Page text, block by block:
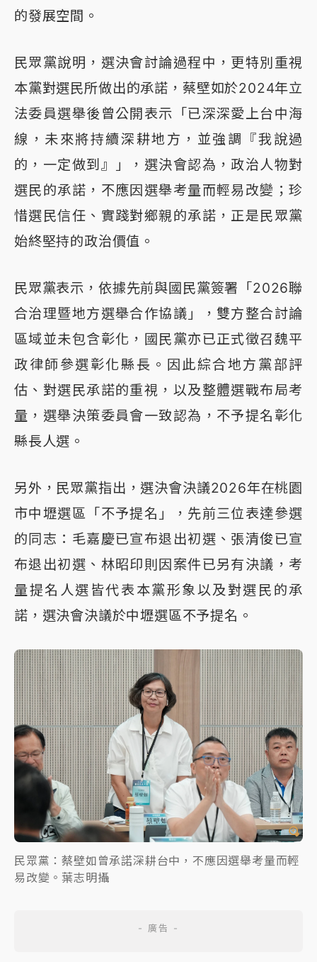
的發展空間。
民眾黨說明，選決會討論過程中，更特別重視
本黨對選民所做出的承諾，蔡壁如於2024年立
法委員選舉後曾公開表示「已深深愛上台中海
線，未來將持續深耕地方，並強調『我說過
的，一定做到』」，選決會認為，政治人物對
選民的承諾，不應因選舉考量而輕易改變；珍
惜選民信任、實踐對鄉親的承諾，正是民眾黨
始終堅持的政治價值。
民眾黨表示，依據先前與國民黨簽署「2026聯
合治理暨地方選舉合作協議」，雙方整合討論
區域並未包含彰化，國民黨亦已正式徵召魏平
政律師參選彰化縣長。因此綜合地方黨部評
估、對選民承諾的重視，以及整體選戰布局考
量，選舉決策委員會一致認為，不予提名彰化
縣長人選。
另外，民眾黨指出，選決會決議2026年在桃園
市中壢選區「不予提名」，先前三位表達參選
的同志：毛嘉慶已宣布退出初選、張清俊已宣
布退出初選、林昭印則因案件已另有決議，考
量提名人選皆代表本黨形象以及對選民的承
諾，選決會決議於中壢選區不予提名。
民眾黨：蔡壁如曾承諾深耕台中，不應因選舉考量而輕
易改變。葉志明攝